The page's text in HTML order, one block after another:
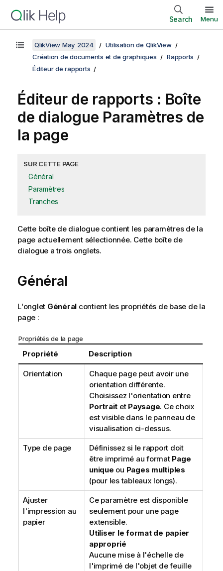
Search Menu
QlikView May 2024
Utilisation de QlikView
Création de documents et de graphiques
Rapports
Éditeur de rapports
Éditeur de rapports : Boîte
de dialogue Paramètres de
la page
SUR CETTE PAGE
Général
Paramètres
Tranches
Cette boîte de dialogue contient les paramètres de la
page actuellement sélectionnée. Cette boîte de
dialogue a trois onglets.
Général
L'onglet Général contient les propriétés de base de la
page :
Propriétés de la page
Propriété Description
Orientation
Chaque page peut avoir une
orientation différente.
Choisissez l'orientation entre
Portrait et Paysage. Ce choix
est visible dans le panneau de
visualisation ci-dessus.
Type de page
Définissez si le rapport doit
être imprimé au format Page
unique ou Pages multiples
(pour les tableaux longs).
Ajuster
l'impression au
papier
Ce paramètre est disponible
seulement pour une page
extensible.
Utiliser le format de papier
approprié
Aucune mise à l'échelle de
l'imprimé de l'objet de feuille